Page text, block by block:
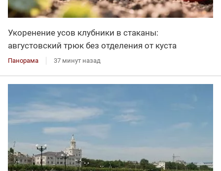
Укоренение усов клубники в стаканы:
августовский трюк без отделения от куста
Панорама 37 минут назад